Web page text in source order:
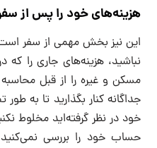
هزینه‌های خود را پس از سفر
این نیز بخش مهمی از سفر است.
نباشید، هزینه‌های جاری را
مسکن و غیره را از قبل
جداگانه کنار بگذارید تا به
خود در نظر گرفته‌اید مخلوط
حساب خود را بررسی